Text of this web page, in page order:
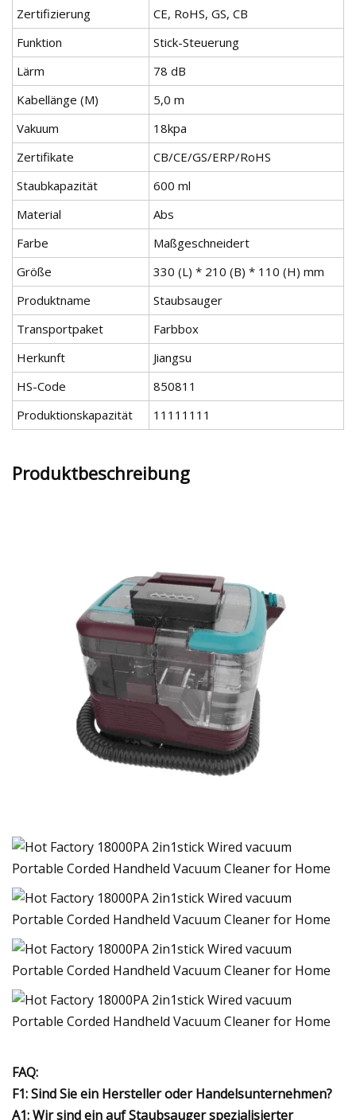
Zertifizierung
CE, RoHS, GS, CB
Funktion
Stick-Steuerung
Lärm
78 dB
Kabellänge (M)
5,0 m
Vakuum
18kpa
Zertifikate
CB/CE/GS/ERP/RoHS
Staubkapazität
600 ml
Material
Abs
Farbe
Maßgeschneidert
Größe
330 (L) * 210 (B) * 110 (H) mm
Produktname
Staubsauger
Transportpaket
Farbbox
Herkunft
Jiangsu
HS-Code
850811
Produktionskapazität
11111111
Produktbeschreibung
FAQ:
F1: Sind Sie ein Hersteller oder Handelsunternehmen?
A1: Wir sind ein auf Staubsauger spezialisierter